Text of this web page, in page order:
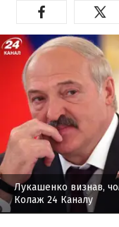
Лукашенко визнав,
Колаж 24 Каналу